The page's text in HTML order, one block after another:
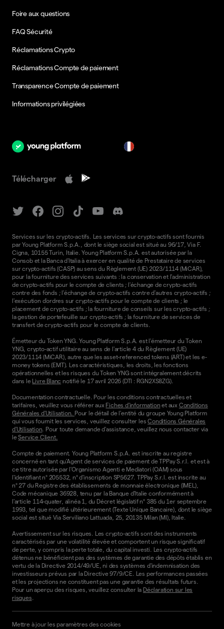
Foire aux questions
FAQ Sécurité
Réclamations Crypto
Réclamations Compte de paiement
Transparence Compte de paiement
Informations privilégiées
Télécharger
Services sur les crypto-actifs. Les services sur crypto-actifs sont fournis
par Young Platform S.p.A., dont le siège social est situé au 96/17, Via F.
Cigna, 10155 Turin, Italie. Young Platform S.p.A. est autorisée par la
Consob et la Banca d'Italia à exercer en qualité de Prestataire de services
sur crypto-actifs (CASP) au sens du Règlement (UE) 2023/1114 (MiCAR),
pour la fourniture des services suivants : la conservation et l'administration
de crypto-actifs pour le compte de clients ; l'échange de crypto-actifs
contre des fonds ; l'échange de crypto-actifs contre d'autres crypto-actifs ;
l'exécution d'ordres sur crypto-actifs pour le compte de clients ; le
placement de crypto-actifs ; la fourniture de conseils sur les crypto-actifs ;
la gestion de portefeuille sur crypto-actifs ; la fourniture de services de
transfert de crypto-actifs pour le compte de clients.
Émetteur du Token YNG. Young Platform S.p.A. est l'émetteur du Token
YNG, crypto-actif utilitaire au sens de l'article 4 du Règlement (UE)
2023/1114 (MiCAR), autre que les asset-referenced tokens (ART) et les e-
money tokens (EMT). Les caractéristiques, les droits, les fonctions
opérationnelles et les risques du Token YNG sont intégralement décrits
dans le Livre Blanc notifié le 17 avril 2026 (DTI : RGN2XS8ZG).
Documentation contractuelle. Pour les conditions contractuelles et
tarifaires, veuillez vous référer aux Fiches d'information et aux Conditions
Générales d'Utilisation. Pour le détail de l'entité du groupe Young Platform
qui vous fournit les services, veuillez consulter lesConditions Générales
d'Utilisation. Pour toute demande d'assistance, veuillez nous contacter via
leService Client.
Compte de paiement. Young Platform S.p.A. est inscrite au registre
concerné en tant qu'Agent de services de paiement de TPPay S.r.l. et est à
ce titre autorisée par l'Organismo Agenti e Mediatori (OAM) sous
l'identifiant n° 205532, n° d'inscription SP5627. TPPay S.r.l. est inscrite au
n° 27 du Registre des établissements de monnaie électronique (IMEL),
Code mécanique 36928, tenu par la Banque d'Italie conformément à
l'article 114-quater, alinéa 1, du Décret législatif n° 385 du 1er septembre
1993, tel que modifié ultérieurement (Texte Unique Bancaire), dont le siège
social est situé Via Serviliano Lattuada, 25, 20135 Milan (MI), Italie.
Avertissement sur les risques. Les crypto-actifs sont des instruments
caractérisés par une volatilité élevée et comportent un risque significatif
de perte, y compris la perte totale, du capital investi. Les crypto-actifs
détenus ne bénéficient pas des systèmes de garantie des dépôts établis en
vertu de la Directive 2014/49/UE, ni des systèmes d'indemnisation des
investisseurs prévus par la Directive 97/9/CE. Les performances passées
et les projections ne constituent pas une garantie des résultats futurs.
Pour un aperçu des risques, veuillez consulter la Déclaration sur les
risques.
Mettre à jour les paramètres des cookies